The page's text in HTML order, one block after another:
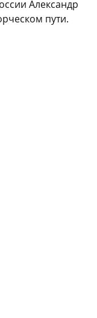
Александр
пути.